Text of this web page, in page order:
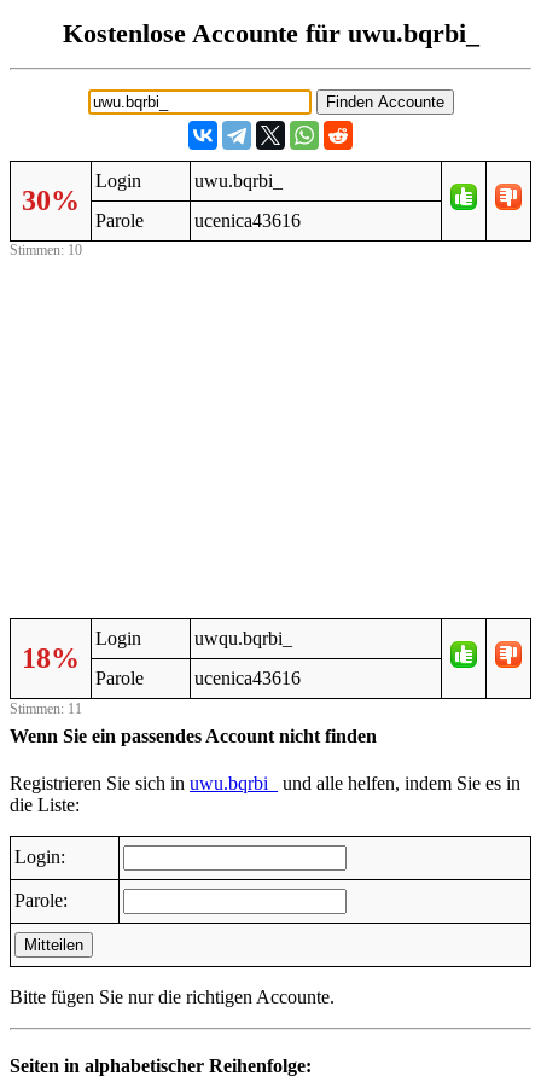
Kostenlose Accounte für uwu.bqrbi_
30%
Login
uwu.bqrbi_
Parole
ucenica43616
Stimmen: 10
18%
Login
uwqu.bqrbi_
Parole
ucenica43616
Stimmen: 11
Wenn Sie ein passendes Account nicht finden
Registrieren Sie sich in uwu.bqrbi_
und alle helfen, indem Sie es in
die Liste:
Login:
Parole:
Mitteilen
Bitte fügen Sie nur die richtigen Accounte.
Seiten in alphabetischer Reihenfolge: